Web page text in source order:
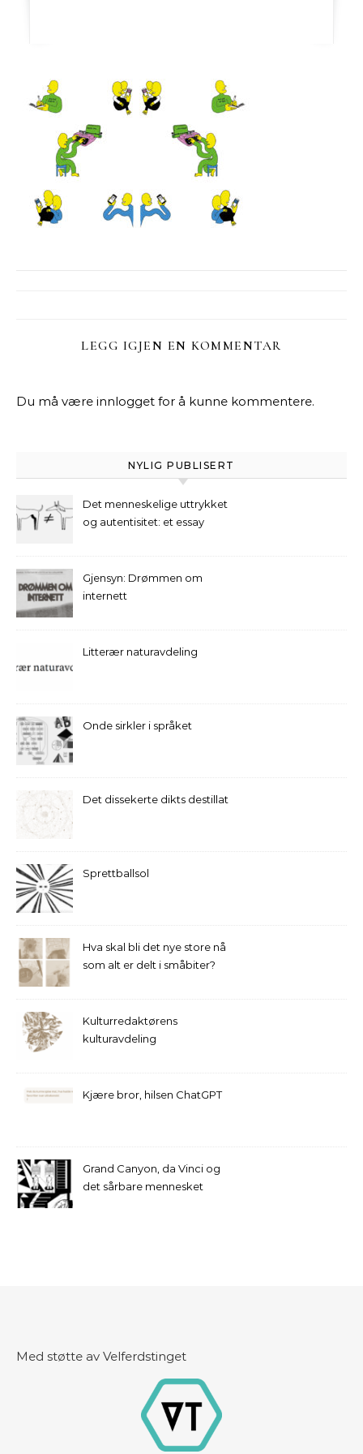
LEGG IGJEN EN KOMMENTAR
Du må være innlogget for å kunne kommentere.
NYLIG PUBLISERT
Det menneskelige uttrykket
og autentisitet: et essay
Gjensyn: Drømmen om
internett
Litterær naturavdeling
Onde sirkler i språket
Det dissekerte dikts destillat
Sprettballsol
Hva skal bli det nye store nå
som alt er delt i småbiter?
Kulturredaktørens
kulturavdeling
Kjære bror, hilsen ChatGPT
Grand Canyon, da Vinci og
det sårbare mennesket
Med støtte av Velferdstinget